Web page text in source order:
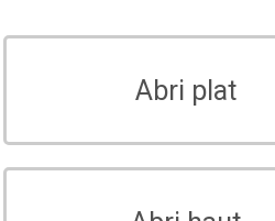
Abri plat